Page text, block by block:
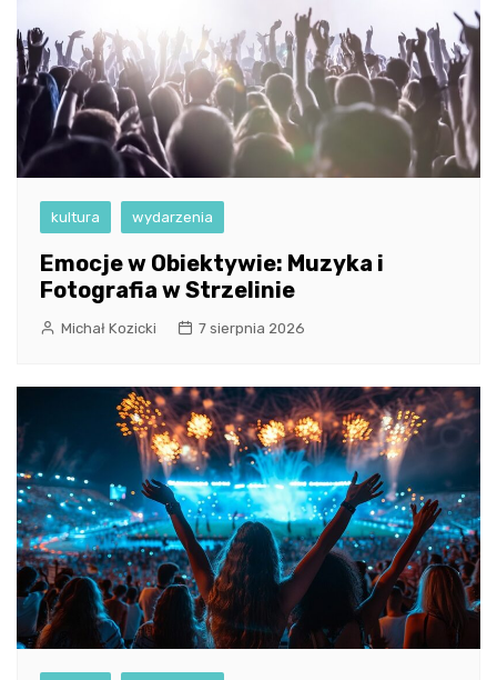
kultura wydarzenia
Emocje w Obiektywie: Muzyka i
Fotografia w Strzelinie
Michał Kozicki 7 sierpnia 2026